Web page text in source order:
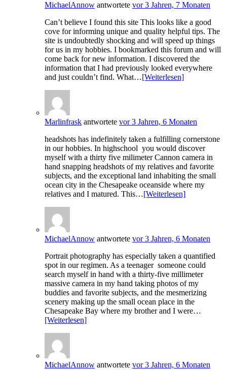
MichaelAnnow antwortete vor 3 Jahren, 7 Monaten
Can’t believe I found this site This looks like a good
cove for informing unique and quality helpful tips. The
site is undoubtedly shocking and will speed up things
for us in my hobbies. I bookmarked this forum and will
come back for new information. I discovered the
information that I had previously looked everywhere
and just couldn’t find. What…[Weiterlesen]
Marlinfrask antwortete vor 3 Jahren, 6 Monaten
headshots has indefinitely taken a fulfilling cornerstone
in our hobbies. In highschool you would discover
myself with a thirty five milimeter Cannon camera in
hand snapping headshots of my relatives and favorite
subjects, and the exceptional land inhabiting the small
ocean city in the Chesapeake oceanside where my
relatives and I matured. This…[Weiterlesen]
MichaelAnnow antwortete vor 3 Jahren, 6 Monaten
Portrait photography has especially taken a quantified
spot in our regimen. As a teenager someone could
search myself in hand with a thirty-five millimeter
massive camera in my hand taking photos of my
buddies and favorite subjects, and the mesmerizing
scenery making up the small ocean place in the
Chesapeake Bay where my brother and I were…
[Weiterlesen]
MichaelAnnow antwortete vor 3 Jahren, 6 Monaten